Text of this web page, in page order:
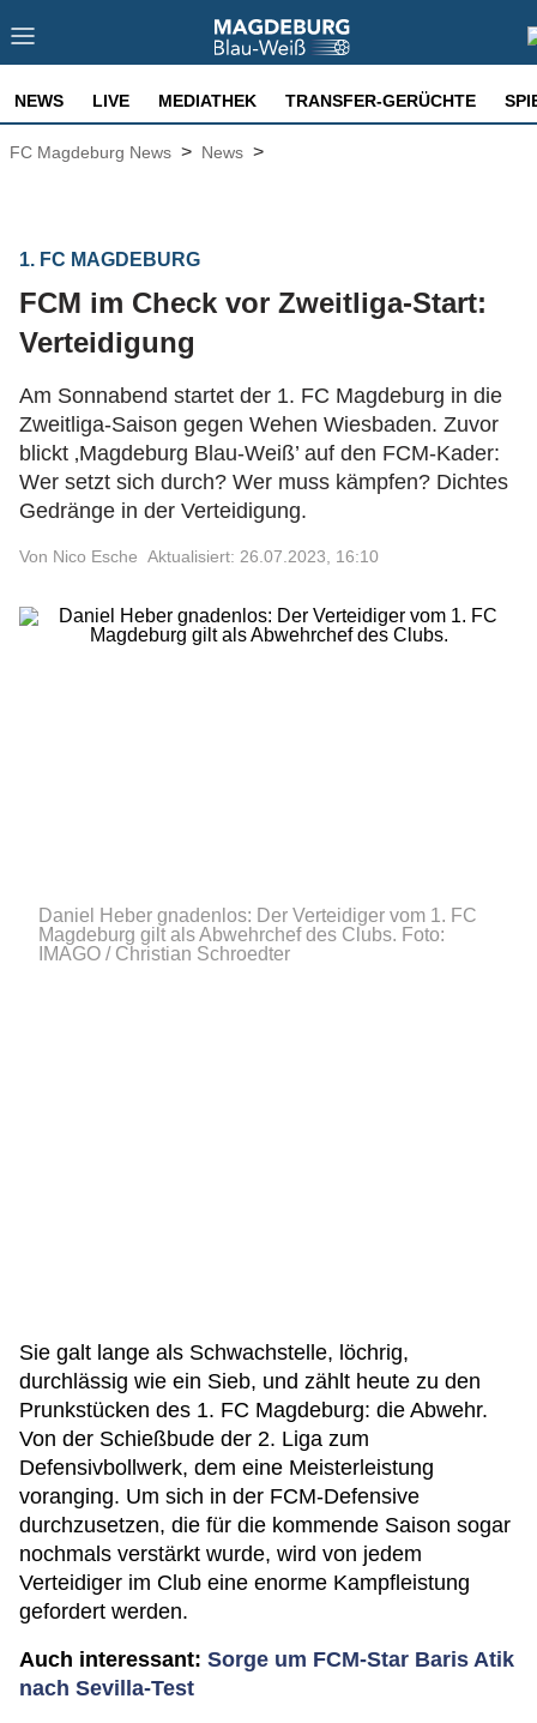
NEWS LIVE MEDIATHEK TRANSFER-GERÜCHTE
FC Magdeburg News > News >
1. FC MAGDEBURG
FCM im Check vor Zweitliga-Start:
Verteidigung
Am Sonnabend startet der 1. FC Magdeburg in die
Zweitliga-Saison gegen Wehen Wiesbaden. Zuvor
blickt ‚Magdeburg Blau-Weiß’ auf den FCM-Kader:
Wer setzt sich durch? Wer muss kämpfen? Dichtes
Gedränge in der Verteidigung.
Von Nico Esche Aktualisiert: 26.07.2023, 16:10
Daniel Heber gnadenlos: Der Verteidiger vom 1. FC
Magdeburg gilt als Abwehrchef des Clubs. Foto:
IMAGO / Christian Schroedter
Sie galt lange als Schwachstelle, löchrig,
durchlässig wie ein Sieb, und zählt heute zu den
Prunkstücken des 1. FC Magdeburg: die Abwehr.
Von der Schießbude der 2. Liga zum
Defensivbollwerk, dem eine Meisterleistung
voranging. Um sich in der FCM-Defensive
durchzusetzen, die für die kommende Saison sogar
nochmals verstärkt wurde, wird von jedem
Verteidiger im Club eine enorme Kampfleistung
gefordert werden.
Auch interessant: Sorge um FCM-Star Baris Atik
nach Sevilla-Test